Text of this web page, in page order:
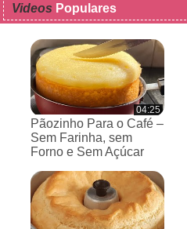
Videos Populares
04:25
Pãozinho Para o Café –
Sem Farinha, sem
Forno e Sem Açúcar